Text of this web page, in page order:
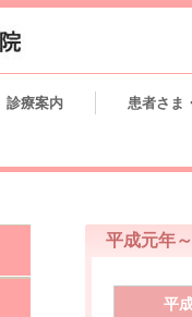
診療案内 患者さま
平成元年
平